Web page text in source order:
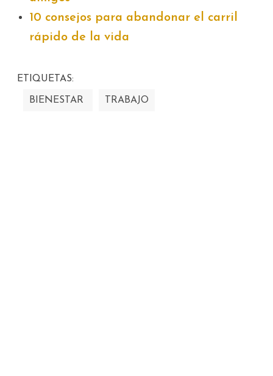
10 consejos para abandonar el carril
rápido de la vida
ETIQUETAS:
BIENESTAR TRABAJO